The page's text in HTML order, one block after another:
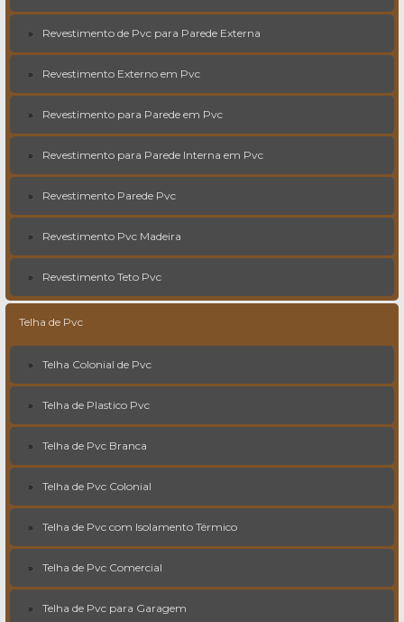
Revestimento de Pvc para Parede Externa
Revestimento Externo em Pvc
Revestimento para Parede em Pvc
Revestimento para Parede Interna em Pvc
Revestimento Parede Pvc
Revestimento Pvc Madeira
Revestimento Teto Pvc
Telha de Pvc
Telha Colonial de Pvc
Telha de Plastico Pvc
Telha de Pvc Branca
Telha de Pvc Colonial
Telha de Pvc com Isolamento Térmico
Telha de Pvc Comercial
Telha de Pvc para Garagem